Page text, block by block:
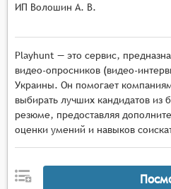
ИП Волошин А. В.
Playhunt — это сервис,
видео-опросников (видео-
Украины. Он помогает
выбирать лучших кандидатов из
резюме, предоставляя
оценки умений и навыков